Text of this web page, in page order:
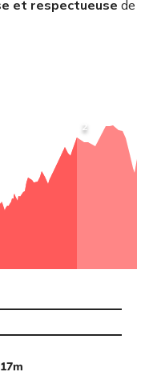
et respectueuse de
17m
2
View
point
information